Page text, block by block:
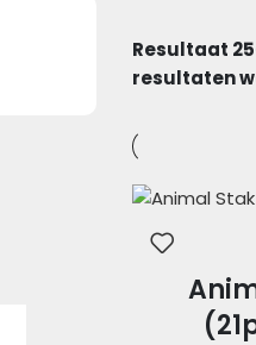
Resultaat
resultaten